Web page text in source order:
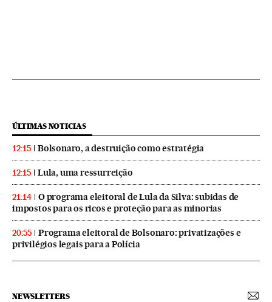
ÚLTIMAS NOTICIAS
12:15 Bolsonaro, a destruição como estratégia
12:15 Lula, uma ressurreição
21:14
O programa eleitoral de Lula da Silva: subidas de
impostos para os ricos e proteção para as minorias
20:55
Programa eleitoral de Bolsonaro: privatizações e
privilégios legais para a Polícia
NEWSLETTERS